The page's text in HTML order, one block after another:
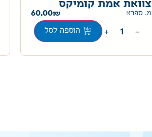
צוואת אמת קומיקס
מ. ספרא 60.00
−
+ הוספה לסל